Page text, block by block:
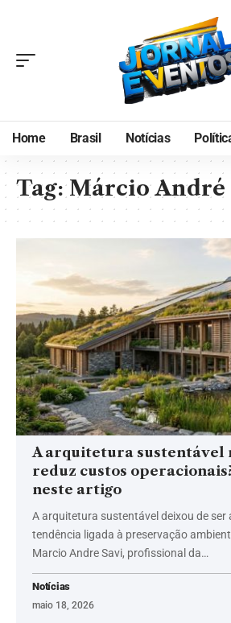
Home Brasil Notícias
Tag:Márcio André
A arquitetura sustentável
reduz custos
neste artigo
A arquitetura sustentável deixou de ser
tendência ligada à preservação
Marcio Andre Savi, profissional da…
Notícias
maio 18, 2026